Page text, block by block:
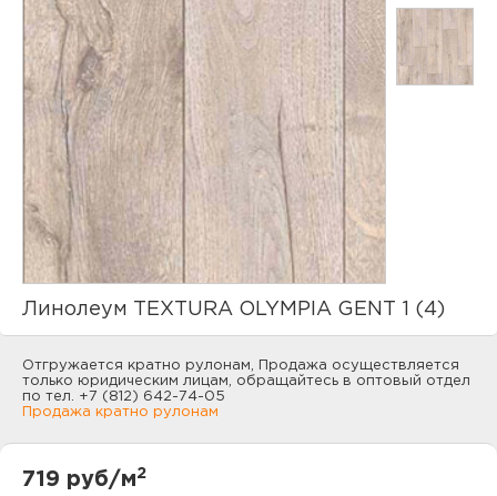
Линолеум TEXTURA OLYMPIA GENT 1 (4)
Отгружается кратно рулонам, Продажа осуществляется
только юридическим лицам, обращайтесь в оптовый отдел
по тел. +7 (812) 642-74-05
Продажа кратно рулонам
719 руб/м2